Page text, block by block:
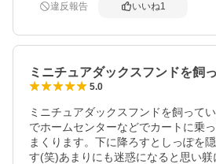
りません。
余談ですが、散歩中、通行人（特に
違反報告 いいね1
ミニチュアダックスフンドを飼
5.0
ミニチュアダックスフンドを飼って
でホームセンターなどでカートに乗
まくります。下に降ろすとしっぽを
す(笑)あまりにも迷惑になると思い